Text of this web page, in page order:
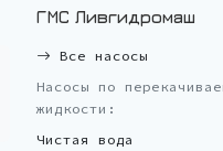
ГМС Ливгидромаш
Все насосы
Насосы по
жидкости:
Чистая вода